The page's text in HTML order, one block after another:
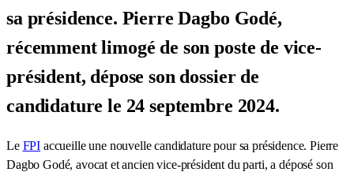
sa présidence. Pierre Dagbo Godé,
récemment limogé de son poste de vice-
président, dépose son dossier de
candidature le 24 septembre 2024.
Le FPI accueille une nouvelle candidature pour sa présidence. Pierre
Dagbo Godé, avocat et ancien vice-président du parti, a déposé son